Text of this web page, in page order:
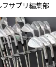
フサプリ編集部